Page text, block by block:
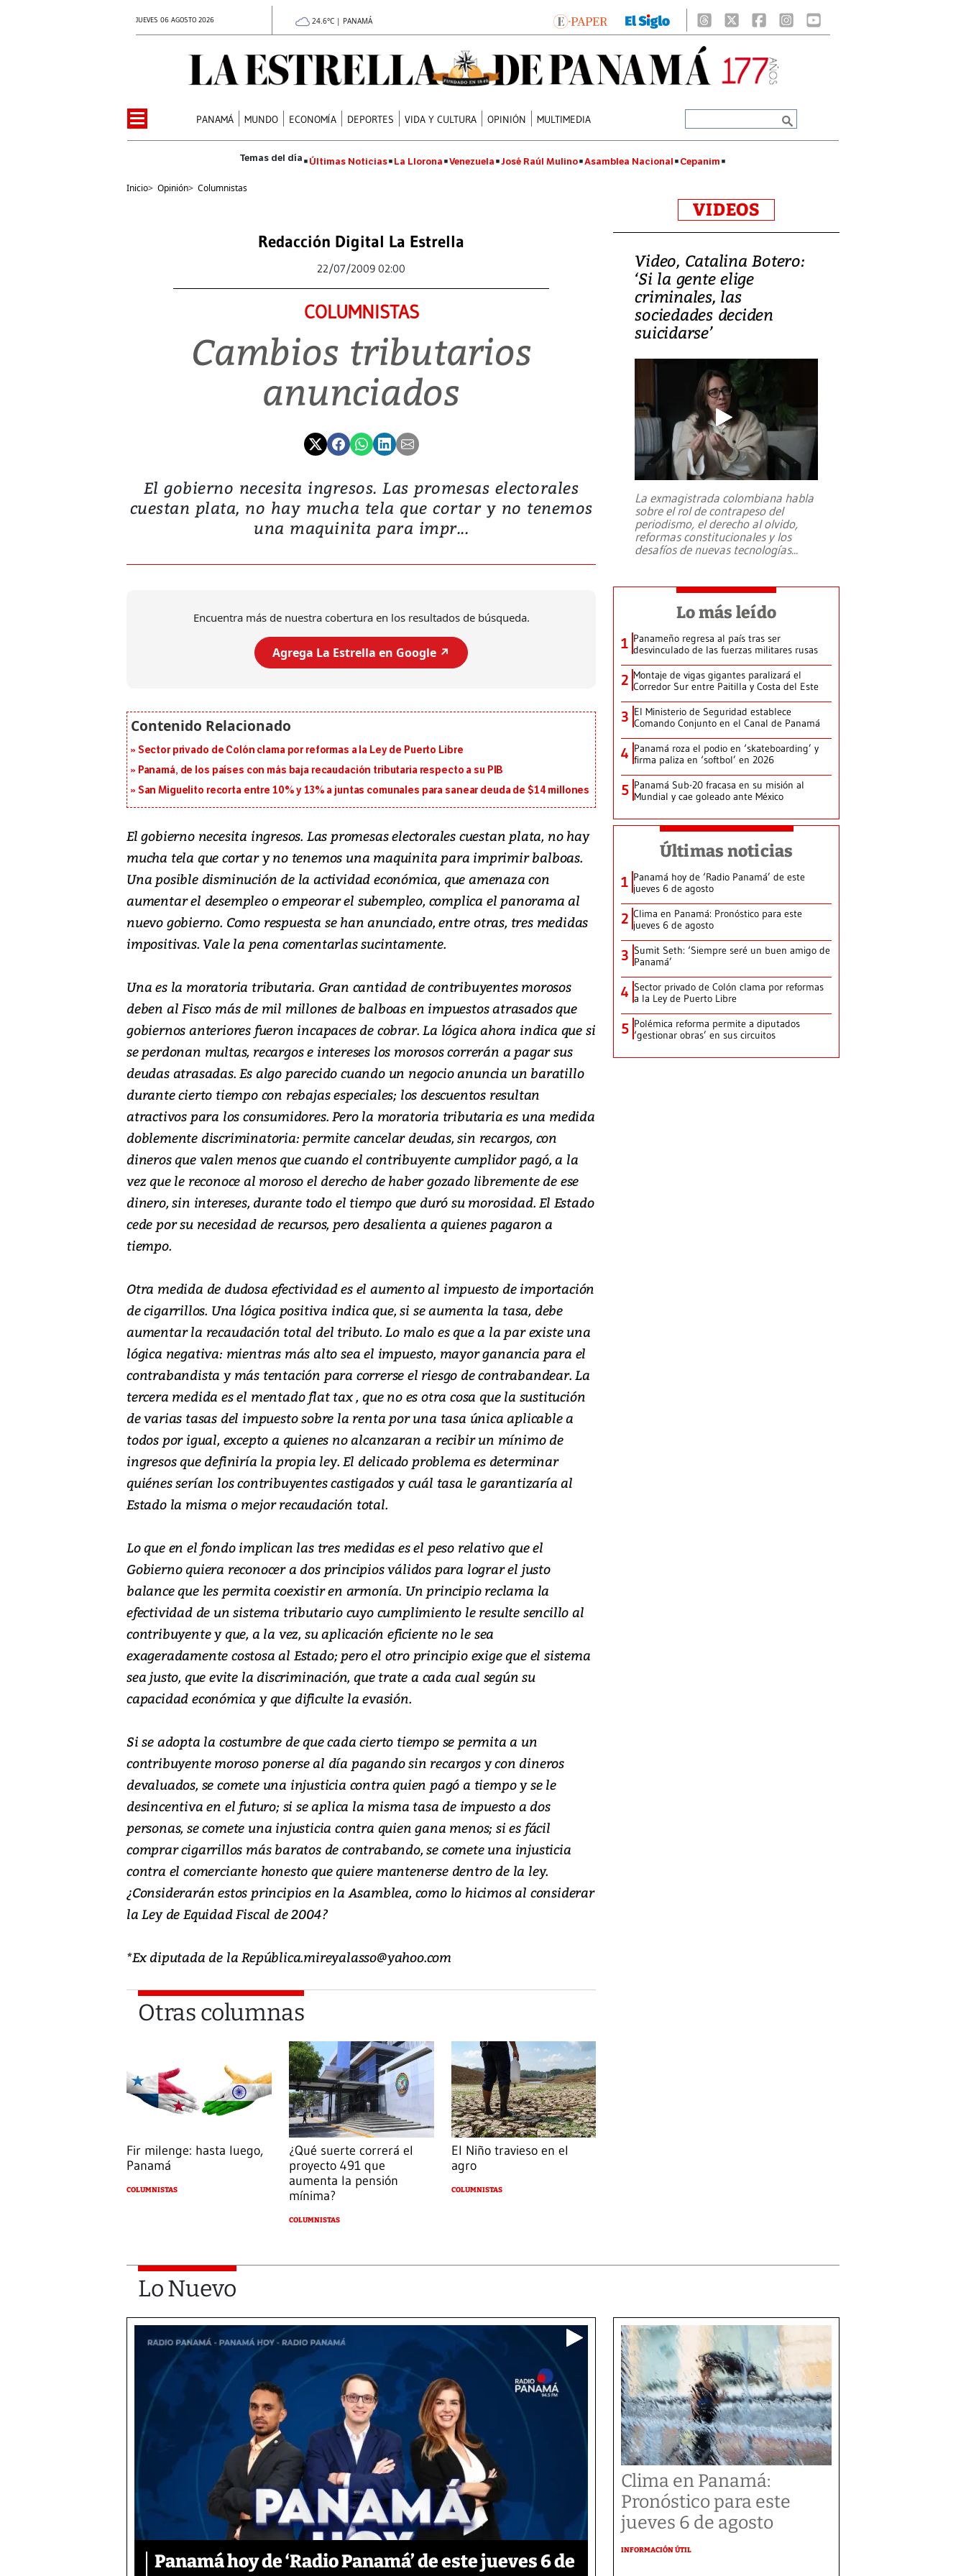
JUEVES 06 AGOSTO 2026 24.6°C | PANAMÁ
PANAMÁ MUNDO ECONOMÍA DEPORTES VIDA Y CULTURA OPINIÓN MULTIMEDIA
Últimas Noticias La Llorona Venezuela José Raúl Mulino Asamblea Nacional Cepanim
Inicio> Opinión> Columnistas
Redacción Digital La Estrella
22/07/2009 02:00
COLUMNISTAS
Cambios tributarios
anunciados
El gobierno necesita ingresos. Las promesas electorales
cuestan plata, no hay mucha tela que cortar y no tenemos
una maquinita para impr...
Encuentra más de nuestra cobertura en los resultados de búsqueda.
Agrega La Estrella en Google ↗️
Sector privado de Colón clama por reformas a la Ley de Puerto Libre
Panamá, de los países con más baja recaudación tributaria respecto a su PIB
San Miguelito recorta entre 10% y 13% a juntas comunales para sanear deuda de $14 millones
El gobierno necesita ingresos. Las promesas electorales cuestan plata, no hay
mucha tela que cortar y no tenemos una maquinita para imprimir balboas.
Una posible disminución de la actividad económica, que amenaza con
aumentar el desempleo o empeorar el subempleo, complica el panorama al
nuevo gobierno. Como respuesta se han anunciado, entre otras, tres medidas
impositivas. Vale la pena comentarlas sucintamente.
Una es la moratoria tributaria. Gran cantidad de contribuyentes morosos
deben al Fisco más de mil millones de balboas en impuestos atrasados que
gobiernos anteriores fueron incapaces de cobrar. La lógica ahora indica que si
se perdonan multas, recargos e intereses los morosos correrán a pagar sus
deudas atrasadas. Es algo parecido cuando un negocio anuncia un baratillo
durante cierto tiempo con rebajas especiales; los descuentos resultan
atractivos para los consumidores. Pero la moratoria tributaria es una medida
doblemente discriminatoria: permite cancelar deudas, sin recargos, con
dineros que valen menos que cuando el contribuyente cumplidor pagó, a la
vez que le reconoce al moroso el derecho de haber gozado libremente de ese
dinero, sin intereses, durante todo el tiempo que duró su morosidad. El Estado
cede por su necesidad de recursos, pero desalienta a quienes pagaron a
tiempo.
Otra medida de dudosa efectividad es el aumento al impuesto de importación
de cigarrillos. Una lógica positiva indica que, si se aumenta la tasa, debe
aumentar la recaudación total del tributo. Lo malo es que a la par existe una
lógica negativa: mientras más alto sea el impuesto, mayor ganancia para el
contrabandista y más tentación para correrse el riesgo de contrabandear. La
tercera medida es el mentado flat tax , que no es otra cosa que la sustitución
de varias tasas del impuesto sobre la renta por una tasa única aplicable a
todos por igual, excepto a quienes no alcanzaran a recibir un mínimo de
ingresos que definiría la propia ley. El delicado problema es determinar
quiénes serían los contribuyentes castigados y cuál tasa le garantizaría al
Estado la misma o mejor recaudación total.
Lo que en el fondo implican las tres medidas es el peso relativo que el
Gobierno quiera reconocer a dos principios válidos para lograr el justo
balance que les permita coexistir en armonía. Un principio reclama la
efectividad de un sistema tributario cuyo cumplimiento le resulte sencillo al
contribuyente y que, a la vez, su aplicación eficiente no le sea
exageradamente costosa al Estado; pero el otro principio exige que el sistema
sea justo, que evite la discriminación, que trate a cada cual según su
capacidad económica y que dificulte la evasión.
Si se adopta la costumbre de que cada cierto tiempo se permita a un
contribuyente moroso ponerse al día pagando sin recargos y con dineros
devaluados, se comete una injusticia contra quien pagó a tiempo y se le
desincentiva en el futuro; si se aplica la misma tasa de impuesto a dos
personas, se comete una injusticia contra quien gana menos; si es fácil
comprar cigarrillos más baratos de contrabando, se comete una injusticia
contra el comerciante honesto que quiere mantenerse dentro de la ley.
¿Considerarán estos principios en la Asamblea, como lo hicimos al considerar
la Ley de Equidad Fiscal de 2004?
*Ex diputada de la República.mireyalasso@yahoo.com
Otras columnas
Fir milenge: hasta luego,
Panamá
COLUMNISTAS
¿Qué suerte correrá el
proyecto 491 que
aumenta la pensión
mínima?
COLUMNISTAS
El Niño travieso en el
agro
COLUMNISTAS
VIDEOS
Video, Catalina Botero:
‘Si la gente elige
criminales, las
sociedades deciden
suicidarse’
La exmagistrada colombiana habla
sobre el rol de contrapeso del
periodismo, el derecho al olvido,
reformas constitucionales y los
desafíos de nuevas tecnologías...
Lo más leído
1 Panameño regresa al país tras ser
desvinculado de las fuerzas militares rusas
2 Montaje de vigas gigantes paralizará el
Corredor Sur entre Paitilla y Costa del Este
3 El Ministerio de Seguridad establece
Comando Conjunto en el Canal de Panamá
4 Panamá roza el podio en ‘skateboarding’ y
firma paliza en ‘softbol’ en 2026
5 Panamá Sub-20 fracasa en su misión al
Mundial y cae goleado ante México
Últimas noticias
1 Panamá hoy de ‘Radio Panamá’ de este
jueves 6 de agosto
2 Clima en Panamá: Pronóstico para este
jueves 6 de agosto
3 Sumit Seth: ‘Siempre seré un buen amigo de
Panamá’
4 Sector privado de Colón clama por reformas
a la Ley de Puerto Libre
5 Polémica reforma permite a diputados
‘gestionar obras’ en sus circuitos
Lo Nuevo
Panamá hoy de ‘Radio Panamá’ de este jueves 6 de
Clima en Panamá:
Pronóstico para este
jueves 6 de agosto
INFORMACIÓN ÚTIL